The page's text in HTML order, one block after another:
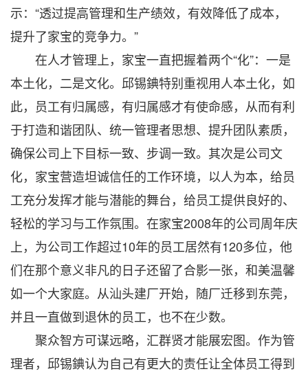
示：“透过提高管理和生产绩效，有效降低了成本，
提升了家宝的竞争力。”
在人才管理上，家宝一直把握着两个“化”：一是
本土化，二是文化。邱锡錪特别重视用人本土化，如
此，员工有归属感，有归属感才有使命感，从而有利
于打造和谐团队、统一管理者思想、提升团队素质，
确保公司上下目标一致、步调一致。其次是公司文
化，家宝营造坦诚信任的工作环境，以人为本，给员
工充分发挥才能与潜能的舞台，给员工提供良好的、
轻松的学习与工作氛围。在家宝2008年的公司周年庆
上，为公司工作超过10年的员工居然有120多位，他
们在那个意义非凡的日子还留了合影一张，和美温馨
如一个大家庭。从汕头建厂开始，随厂迁移到东莞，
并且一直做到退休的员工，也不在少数。
聚众智方可谋远略，汇群贤才能展宏图。作为管
理者，邱锡錪认为自己有更大的责任让全体员工得到